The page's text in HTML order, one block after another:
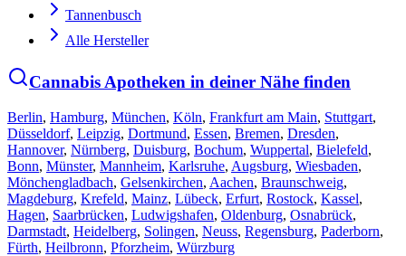
Tannenbusch
Alle Hersteller
Cannabis Apotheken in deiner Nähe finden
Berlin, Hamburg, München, Köln, Frankfurt am Main, Stuttgart,
Düsseldorf, Leipzig, Dortmund, Essen, Bremen, Dresden,
Hannover, Nürnberg, Duisburg, Bochum, Wuppertal, Bielefeld,
Bonn, Münster, Mannheim, Karlsruhe, Augsburg, Wiesbaden,
Mönchengladbach, Gelsenkirchen, Aachen, Braunschweig,
Magdeburg, Krefeld, Mainz, Lübeck, Erfurt, Rostock, Kassel,
Hagen, Saarbrücken, Ludwigshafen, Oldenburg, Osnabrück,
Darmstadt, Heidelberg, Solingen, Neuss, Regensburg, Paderborn,
Fürth, Heilbronn, Pforzheim, Würzburg